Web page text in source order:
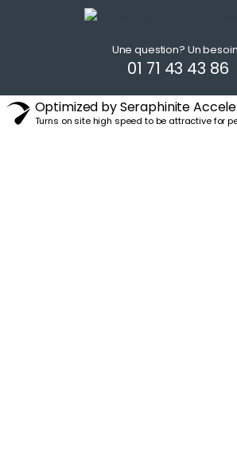
Une question? Un
01 71 43 43 86
Optimized by Seraphinite
Turns on site high speed to be attractive for